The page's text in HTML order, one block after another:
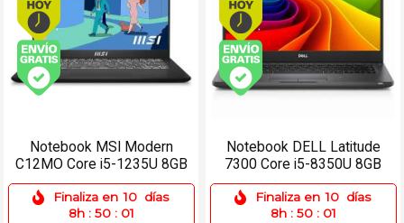
Envío gratis (Ver Envíos y Pagos)
Notebook MSI Modern
C12MO Core i5-1235U 8GB
512SSD 14 FHD Win 11 Pro
Finaliza en 10 días
8h : 50 : 01
Envío gratis (Ver
Notebook DELL Latitude
7300 Core i5-8350U 8GB
512SSD 13.3 Win 11 Pro
Finaliza en 10 días
8h : 50 : 01